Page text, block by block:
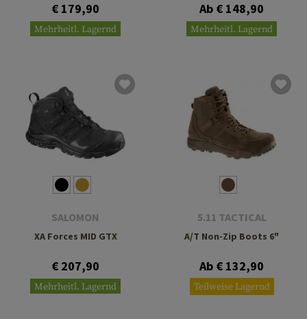
€ 179,90
Mehrheitl. Lagernd
Ab € 148,90
Mehrheitl. Lagernd
SALOMON
XA Forces MID GTX
€ 207,90
Mehrheitl. Lagernd
5.11 TACTICAL
A/T Non-Zip Boots 6"
Ab € 132,90
Teilweise Lagernd